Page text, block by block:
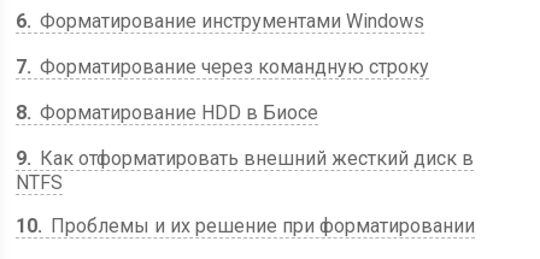
6 Форматирование инструментами Windows
7 Форматирование через командную строку
8 Форматирование HDD в Биосе
9
Как отформатировать внешний жесткий диск в
NTFS
10
Проблемы и их решение при форматировании